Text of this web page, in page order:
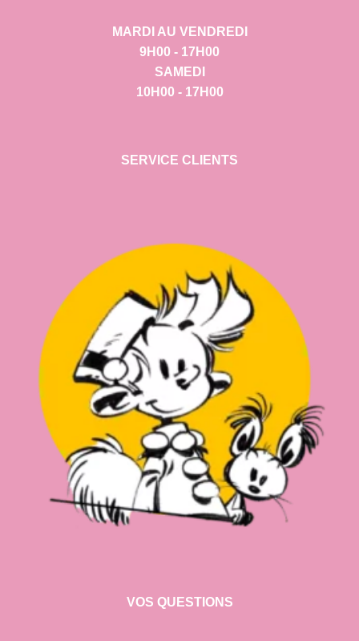
MARDI AU VENDREDI
9H00 - 17H00
SAMEDI
10H00 - 17H00
SERVICE CLIENTS
VOS QUESTIONS